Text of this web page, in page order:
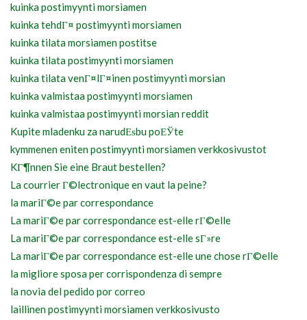
kuinka postimyynti morsiamen
kuinka tehdГ¤ postimyynti morsiamen
kuinka tilata morsiamen postitse
kuinka tilata postimyynti morsiamen
kuinka tilata venГ¤lГ¤inen postimyynti morsian
kuinka valmistaa postimyynti morsiamen
kuinka valmistaa postimyynti morsian reddit
Kupite mladenku za narudЕѕbu poЕЎte
kymmenen eniten postimyynti morsiamen verkkosivustot
KГ¶nnen Sie eine Braut bestellen?
La courrier Г©lectronique en vaut la peine?
la mariГ©e par correspondance
La mariГ©e par correspondance est-elle rГ©elle
La mariГ©e par correspondance est-elle sГ»re
La mariГ©e par correspondance est-elle une chose rГ©elle
la migliore sposa per corrispondenza di sempre
la novia del pedido por correo
laillinen postimyynti morsiamen verkkosivusto